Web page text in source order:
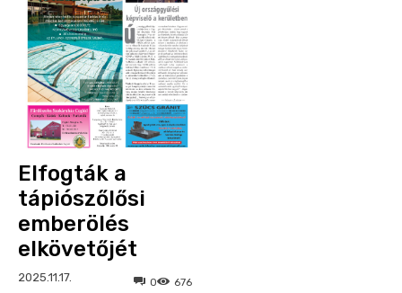
Elfogták a
tápiószőlősi
emberölés
elkövetőjét
2025.11.17. 676
0